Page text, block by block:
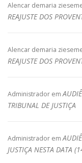
Alencar demaria
REAJUSTE DOS
Alencar demaria
REAJUSTE DOS
Administrador em
TRIBUNAL DE JUSTIÇA
Administrador em
JUSTIÇA NESTA DATA